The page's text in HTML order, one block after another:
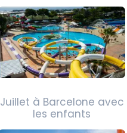
Juillet à Barcelone avec
les enfants